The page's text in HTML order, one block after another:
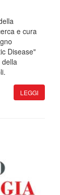
e cura
Disease"
della
LEGGI